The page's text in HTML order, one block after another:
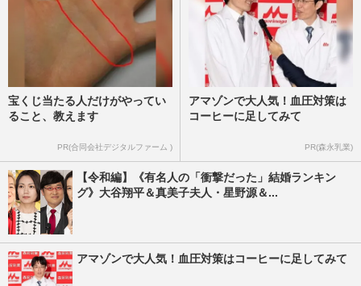
宝くじ当たる人だけがやってい
ること、教えます
PR(合同会社デジタルファーム )
アマゾンで大人気！血圧対策は
コーヒーに足してみて
PR(森永乳業)
【令和編】《有名人の「衝撃だった」結婚ランキン
グ》大谷翔平＆真美子夫人・星野源＆...
アマゾンで大人気！血圧対策はコーヒーに足してみて